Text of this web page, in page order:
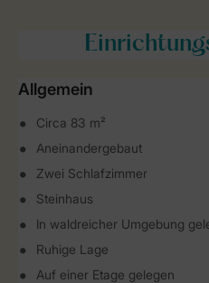
Allgemein
Circa 83 m²
Aneinandergebaut
Zwei Schlafzimmer
Steinhaus
In waldreicher Umgebung
Ruhige Lage
Auf einer Etage gelegen